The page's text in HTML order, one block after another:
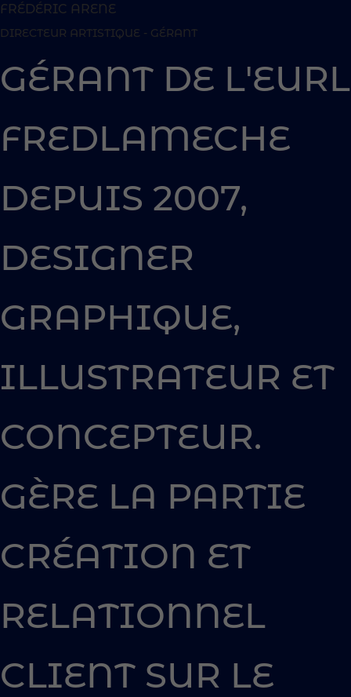
FRÉDÉRIC ARENE
DIRECTEUR ARTISTIQUE - GÉRANT
GÉRANT DE L'EURL
FREDLAMECHE
DEPUIS 2007,
DESIGNER
GRAPHIQUE,
ILLUSTRATEUR ET
CONCEPTEUR.
GÈRE LA PARTIE
CRÉATION ET
RELATIONNEL
CLIENT SUR LE